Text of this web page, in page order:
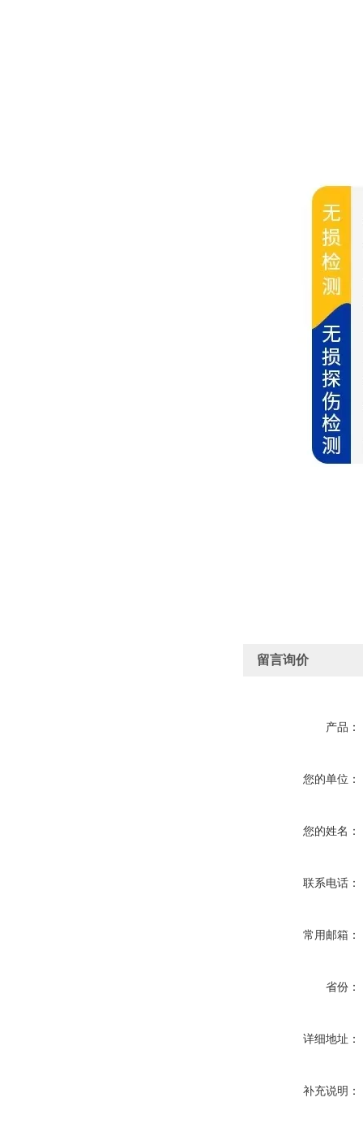
留言询价
产品：
您的单位：
您的姓名：
联系电话：
常用邮箱：
省份：
详细地址：
补充说明：